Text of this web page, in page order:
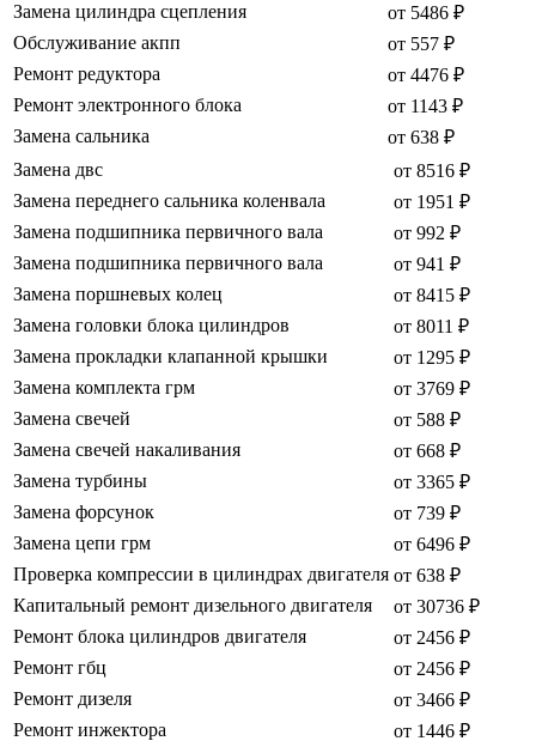
Замена цилиндра сцепления
от 5486 ₽
Обслуживание акпп
от 557 ₽
Ремонт редуктора
от 4476 ₽
Ремонт электронного блока
от 1143 ₽
Замена сальника
от 638 ₽
Замена двс
от 8516 ₽
Замена переднего сальника коленвала
от 1951 ₽
Замена подшипника первичного вала
от 992 ₽
Замена подшипника первичного вала
от 941 ₽
Замена поршневых колец
от 8415 ₽
Замена головки блока цилиндров
от 8011 ₽
Замена прокладки клапанной крышки
от 1295 ₽
Замена комплекта грм
от 3769 ₽
Замена свечей
от 588 ₽
Замена свечей накаливания
от 668 ₽
Замена турбины
от 3365 ₽
Замена форсунок
от 739 ₽
Замена цепи грм
от 6496 ₽
Проверка компрессии в цилиндрах двигателя от 638 ₽
Капитальный ремонт дизельного двигателя
от 30736 ₽
Ремонт блока цилиндров двигателя
от 2456 ₽
Ремонт гбц
от 2456 ₽
Ремонт дизеля
от 3466 ₽
Ремонт инжектора
от 1446 ₽